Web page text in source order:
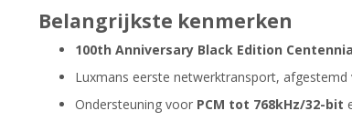
Belangrijkste kenmerken
100th Anniversary Black Edition
Luxmans eerste netwerktransport,
Ondersteuning voor PCM tot 768kHz/32-bit